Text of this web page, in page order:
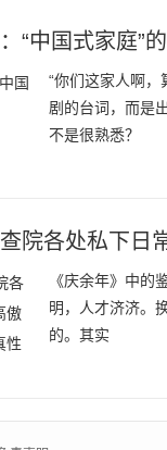
“中国式家庭”
“你们这家人啊
剧的台词，而是
不是很熟悉？
查院各处私下
《庆余年》中的
明，人才济济。
的。其实